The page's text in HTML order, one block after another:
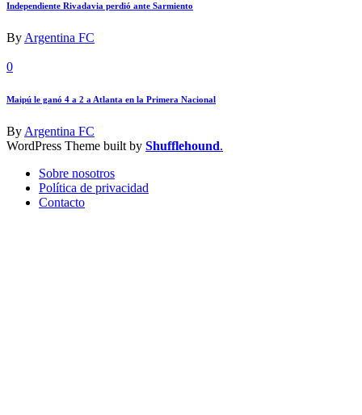
Independiente Rivadavia perdió ante Sarmiento
By Argentina FC
0
Maipú le ganó 4 a 2 a Atlanta en la Primera Nacional
By Argentina FC
WordPress Theme built by Shufflehound.
Sobre nosotros
Política de privacidad
Contacto